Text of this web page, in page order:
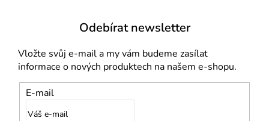
i
s
u
Odebírat newsletter
Vložte svůj e-mail a my vám budeme zasílat
informace o nových produktech na našem e-shopu.
E-mail